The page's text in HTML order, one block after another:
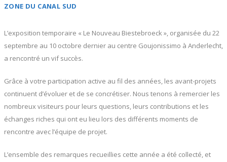
ZONE DU CANAL SUD
L’exposition temporaire « Le Nouveau Biestebroeck », organisée du 22
septembre au 10 octobre dernier au centre Goujonissimo à Anderlecht,
a rencontré un vif succès.
Grâce à votre participation active au fil des années, les avant-projets
continuent d’évoluer et de se concrétiser. Nous tenons à remercier les
nombreux visiteurs pour leurs questions, leurs contributions et les
échanges riches qui ont eu lieu lors des différents moments de
rencontre avec l’équipe de projet.
L’ensemble des remarques recueillies cette année a été collecté, et